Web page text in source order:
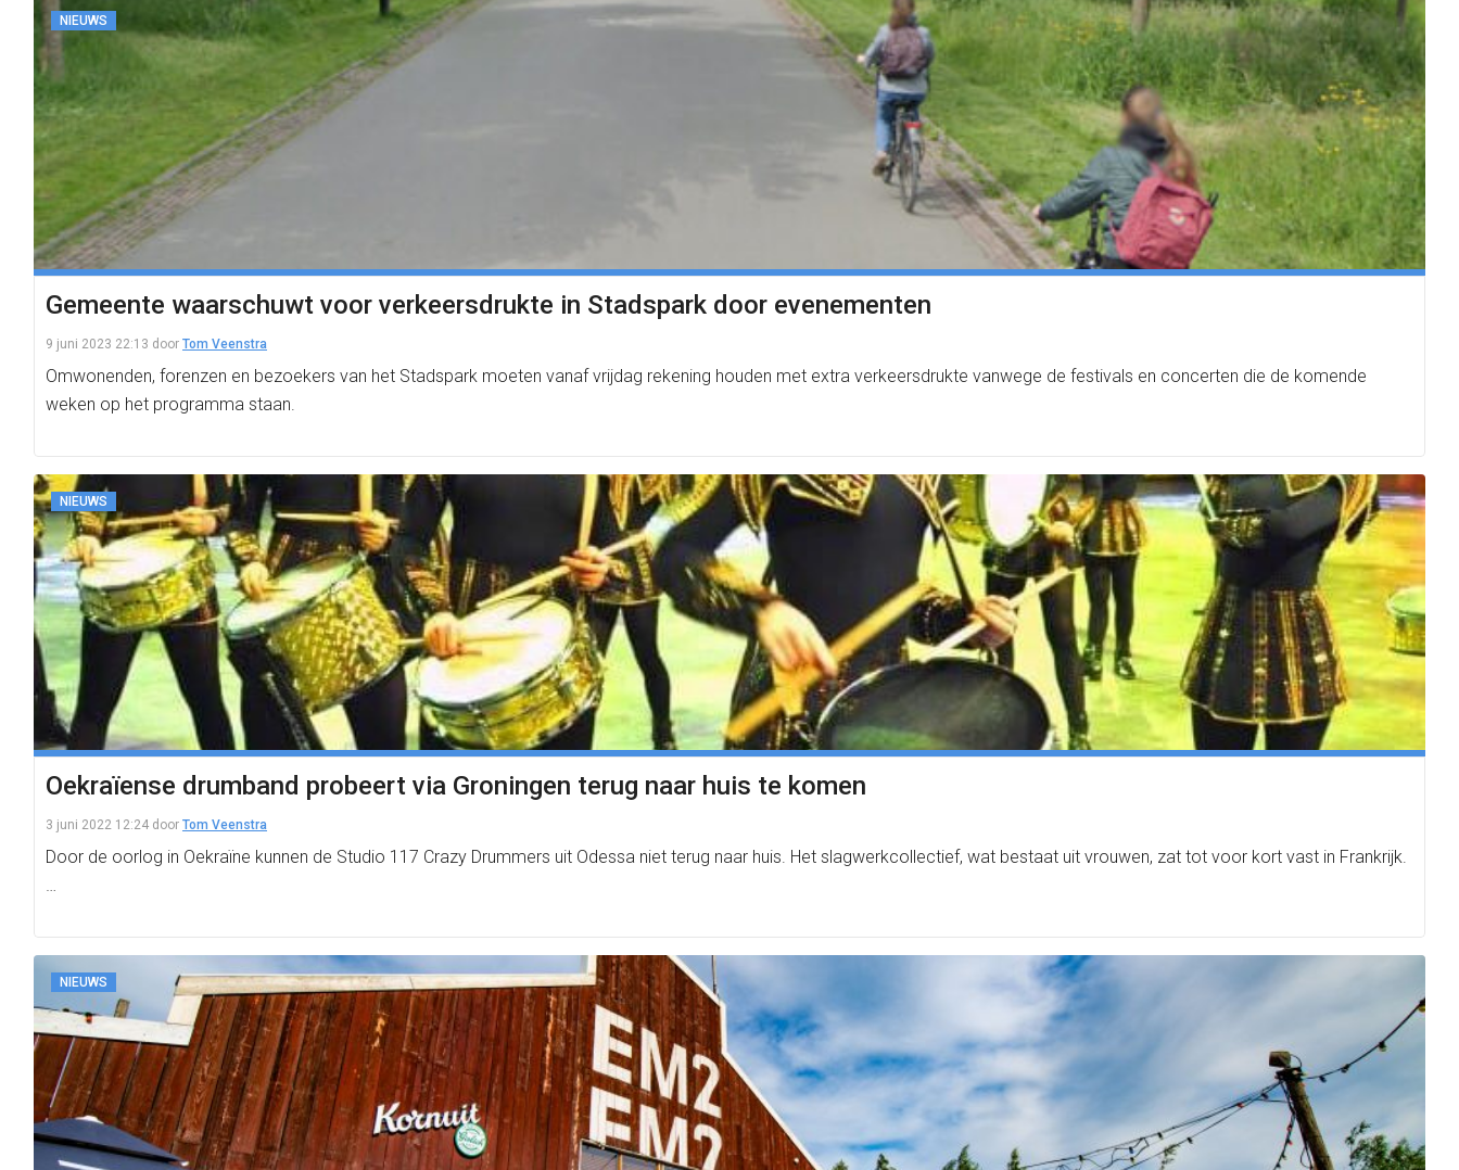
NIEUWS
Gemeente waarschuwt voor verkeersdrukte in Stadspark door evenementen
9 juni 2023 22:13 door Tom Veenstra
Omwonenden, forenzen en bezoekers van het Stadspark moeten vanaf vrijdag rekening houden met extra verkeersdrukte vanwege de festivals en concerten die de komende
weken op het programma staan.
NIEUWS
Oekraïense drumband probeert via Groningen terug naar huis te komen
3 juni 2022 12:24 door Tom Veenstra
Door de oorlog in Oekraïne kunnen de Studio 117 Crazy Drummers uit Odessa niet terug naar huis. Het slagwerkcollectief, wat bestaat uit vrouwen, zat tot voor kort vast in Frankrijk.
…
NIEUWS